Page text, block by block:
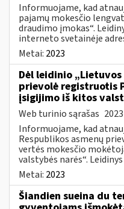
Informuojame, kad
pajamų mokesčio
draudimo įmokas“.
interneto svetainėje
Metai: 2023
Dėl leidinio
prievolė registruotis
įsigijimo iš kitos
Web turinio sąrašas
Informuojame, kad
Respublikos asmenų
vertės mokesčio
valstybės narės“.
Metai: 2023
Šiandien sueina du